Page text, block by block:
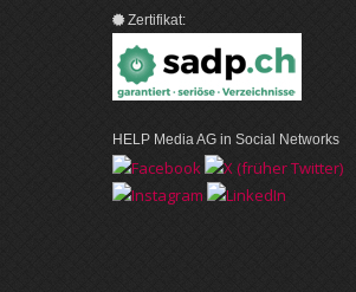
Zertifikat:
HELP Media AG in Social Networks